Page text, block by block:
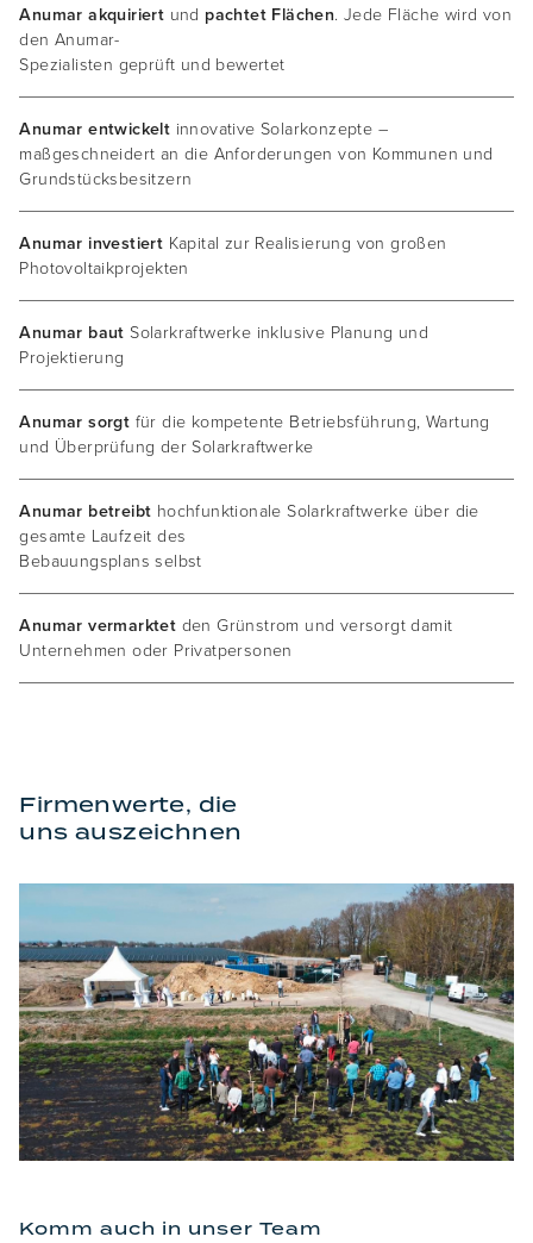
Anumar akquiriert und pachtet Flächen. Jede Fläche wird von
den Anumar-
Spezialisten geprüft und bewertet
Anumar entwickelt innovative Solarkonzepte –
maßgeschneidert an die Anforderungen von Kommunen und
Grundstücksbesitzern
Anumar investiert Kapital zur Realisierung von großen
Photovoltaikprojekten
Anumar baut Solarkraftwerke inklusive Planung und
Projektierung
Anumar sorgt für die kompetente Betriebsführung, Wartung
und Überprüfung der Solarkraftwerke
Anumar betreibt hochfunktionale Solarkraftwerke über die
gesamte Laufzeit des
Bebauungsplans selbst
Anumar vermarktet den Grünstrom und versorgt damit
Unternehmen oder Privatpersonen
Firmenwerte, die
uns auszeichnen
Komm auch in unser Team